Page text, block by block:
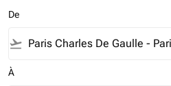
De
flight_takeoff
À